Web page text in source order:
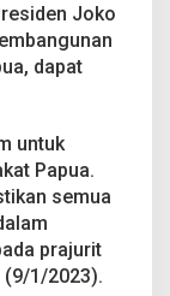
Joko
dapat
untuk
Papua.
semua
prajurit
(9/1/2023).